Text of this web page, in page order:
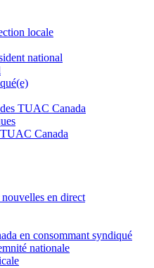
locale
national
TUAC Canada
Canada
en direct
en consommant syndiqué
nationale